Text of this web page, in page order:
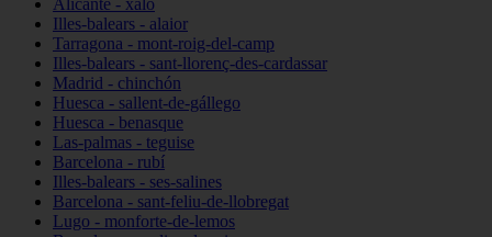
Alicante - xaló
Illes-balears - alaior
Tarragona - mont-roig-del-camp
Illes-balears - sant-llorenç-des-cardassar
Madrid - chinchón
Huesca - sallent-de-gállego
Huesca - benasque
Las-palmas - teguise
Barcelona - rubí
Illes-balears - ses-salines
Barcelona - sant-feliu-de-llobregat
Lugo - monforte-de-lemos